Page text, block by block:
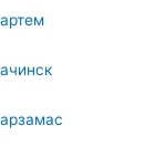
артем
ачинск
арзамас